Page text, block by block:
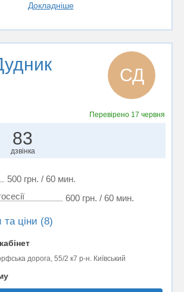
Докладніше
СД
Перевірено 17 червня
83
дзвінка
500 грн. / 60 мин.
600 грн. / 60 мин.
та ціни (8)
дорога, 55/2 к7 р-н. Київський